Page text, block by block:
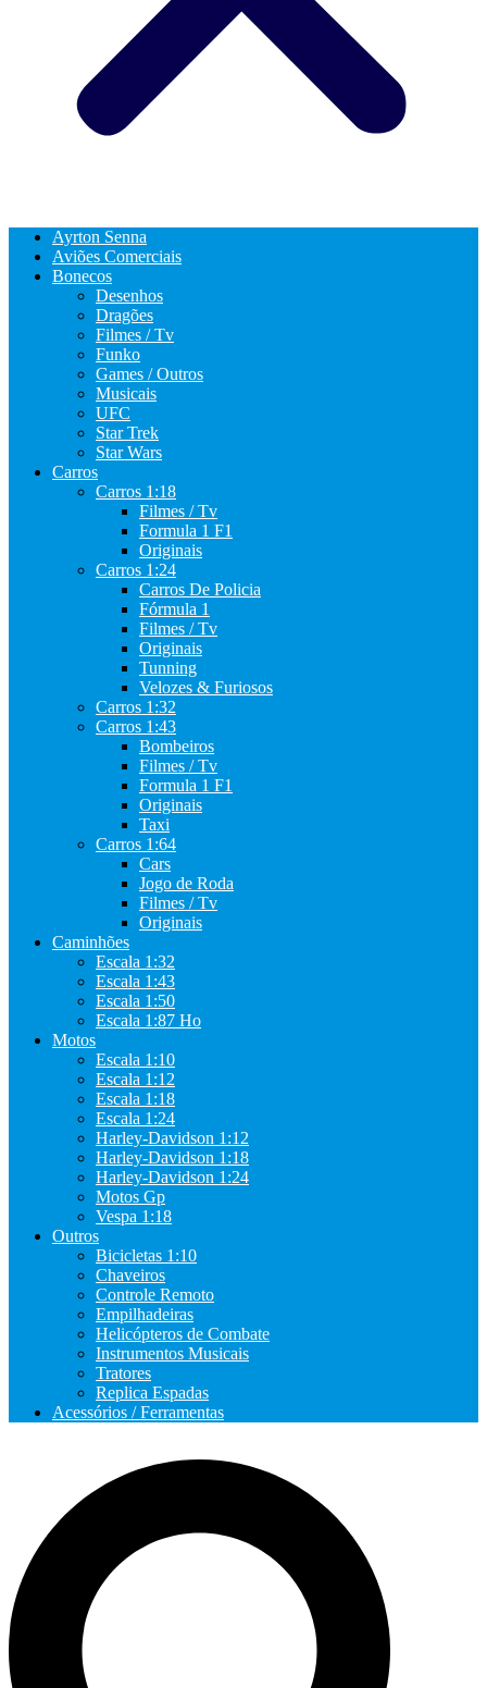
Ayrton Senna
Aviões Comerciais
Bonecos
Desenhos
Dragões
Filmes / Tv
Funko
Games / Outros
Musicais
UFC
Star Trek
Star Wars
Carros
Carros 1:18
Filmes / Tv
Formula 1 F1
Originais
Carros 1:24
Carros De Policia
Fórmula 1
Filmes / Tv
Originais
Tunning
Velozes & Furiosos
Carros 1:32
Carros 1:43
Bombeiros
Filmes / Tv
Formula 1 F1
Originais
Taxi
Carros 1:64
Cars
Jogo de Roda
Filmes / Tv
Originais
Caminhões
Escala 1:32
Escala 1:43
Escala 1:50
Escala 1:87 Ho
Motos
Escala 1:10
Escala 1:12
Escala 1:18
Escala 1:24
Harley-Davidson 1:12
Harley-Davidson 1:18
Harley-Davidson 1:24
Motos Gp
Vespa 1:18
Outros
Bicicletas 1:10
Chaveiros
Controle Remoto
Empilhadeiras
Helicópteros de Combate
Instrumentos Musicais
Tratores
Replica Espadas
Acessórios / Ferramentas